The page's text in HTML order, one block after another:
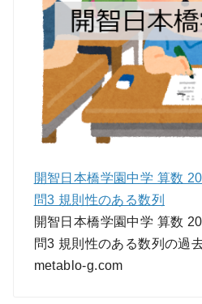
開智日本橋学園中学 算数
問3 規則性のある数列
開智日本橋学園中学 算数
問3 規則性のある数列の過
metablo-g.com